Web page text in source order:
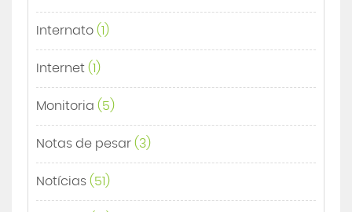
Internato (1)
Internet (1)
Monitoria (5)
Notas de pesar (3)
Notícias (51)